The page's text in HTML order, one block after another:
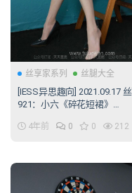
丝享家系列 丝腿大全
[IESS异思趣向] 2021.09.17
921：小六《碎花短裙》
4年前 0 0 212